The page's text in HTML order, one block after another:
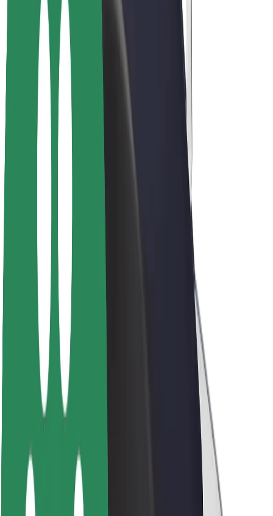
Bolt Plus
Zasluži z Bolt
Vozniki
Zaslužki za voznike
Dostavljavci
O Boltu
Trajnost pri Boltu
Projekt Zero
Blog
Novinarsko središče
Smernice blagovne znamke
Poslanstvo
Odnosi z vlagatelji
Vodstvo
Mediji
Urban Fund
Varnost